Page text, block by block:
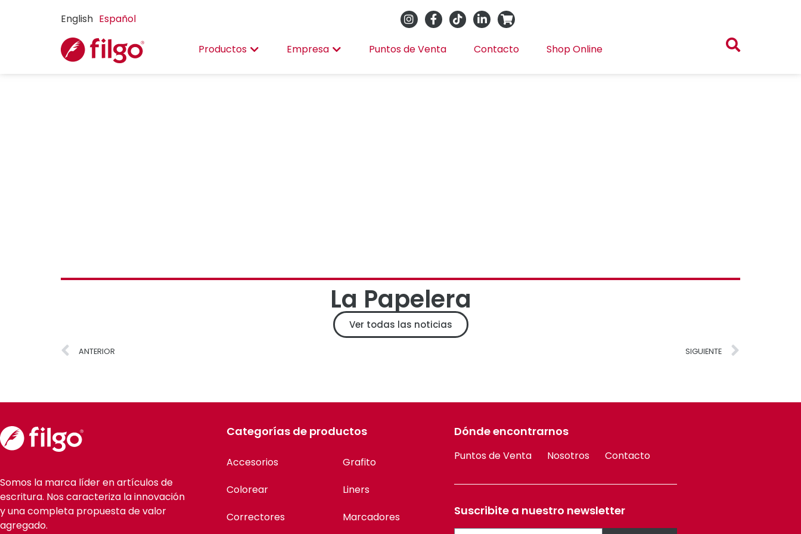
English Español
Productos Empresa Puntos de Venta Contacto Shop Online
La Papelera
Ver todas las noticias
ANTERIOR SIGUIENTE
Somos la marca líder en artículos de
escritura. Nos caracteriza la innovación
y una completa propuesta de valor
agregado.
Categorías de productos
Accesorios
Colorear
Correctores
Grafito
Liners
Marcadores
Dónde encontrarnos
Puntos de Venta Nosotros Contacto
Suscribite a nuestro newsletter